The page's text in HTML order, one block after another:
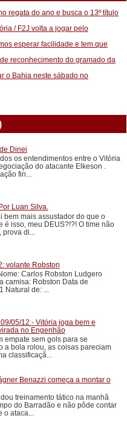
regata do ano e busca o 13º título
/ F2J volta a jogar pelo
esperar facilidade e tem que
reconhecimento do gramado da
o Bahia neste sábado no
Dinei
os entendimentos entre o Vitória
do atacante Elkeson .
fin...
Luan Silva.
bem mais assustador do que o
é isso, meu DEUS?!?! O time não
di...
volante Robston
Carlos Robston Ludgero
camisa: Robston Data de
Natural de: ...
05/12 - Vitória joga bem e
no Engenhão
empate sem gols para se
a bola rolou, as coisas pareciam
classificaçã...
Benazzi começa a montar o
treinamento tático na manhã
do Barradão e não pôde contar
ataca...